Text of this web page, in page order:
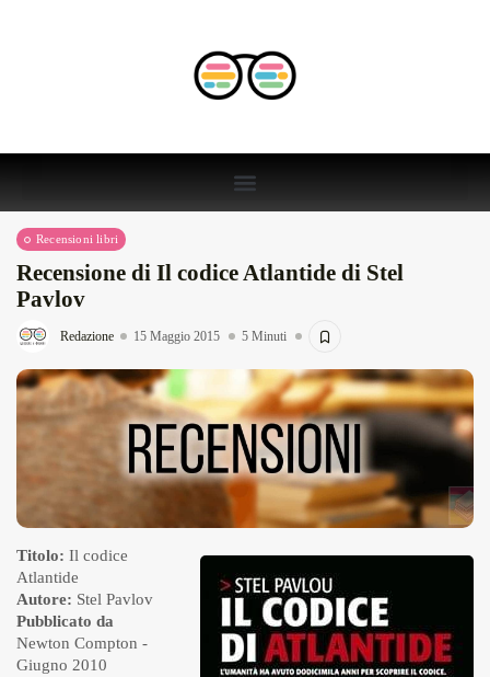
Recensioni libri
Recensione di Il codice Atlantide di Stel
Pavlov
Redazione 15 Maggio 2015 5 Minuti
Titolo: Il codice
Atlantide
Autore: Stel Pavlov
Pubblicato da
Newton Compton -
Giugno 2010